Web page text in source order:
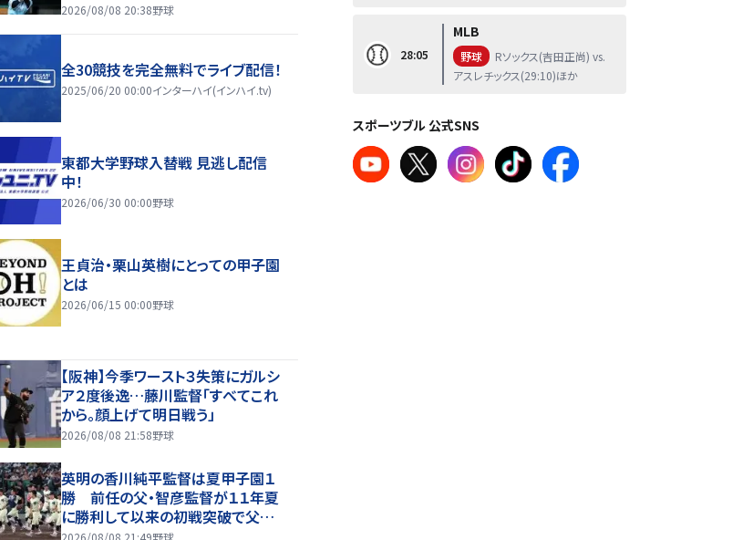
2026/08/08 20:38野球
全30競技を完全無料でライブ配信！
2025/06/20 00:00インターハイ(インハイ.tv)
東都大学野球入替戦 見逃し配信
中！
2026/06/30 00:00野球
王貞治・栗山英樹にとっての甲子園
とは
2026/06/15 00:00野球
【阪神】今季ワースト３失策にガルシ
ア２度後逸…藤川監督「すべてこれ
から。顔上げて明日戦う」
2026/08/08 21:58野球
英明の香川純平監督は夏甲子園１
勝 前任の父・智彦監督が１１年夏
に勝利して以来の初戦突破で父子
勝利達成「うれしいですし、感謝です
28:05
MLB
野球
Rソックス(吉田正尚) vs.
アスレチックス(29:10)ほか
スポーツブル 公式SNS